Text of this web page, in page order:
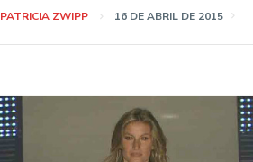
PATRICIA ZWIPP 16 DE ABRIL DE 2015